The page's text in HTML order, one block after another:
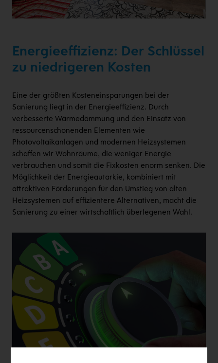
Energieeffizienz: Der Schlüssel
zu niedrigeren Kosten
Eine der größten Kosteneinsparungen bei der
Sanierung liegt in der Energieeffizienz. Durch
verbesserte Wärmedämmung und den Einsatz von
ressourcenschonenden Elementen wie
Photovoltaikanlagen und modernen Heizsystemen
schaffen wir Wohnräume, die weniger Energie
verbrauchen und somit die Fixkosten enorm senken. Die
Möglichkeit der Energieautarkie, kombiniert mit
attraktiven Förderungen für den Umstieg von alten
Heizsystemen auf effizientere Alternativen, macht die
Sanierung zu einer wirtschaftlich überlegenen Wahl.